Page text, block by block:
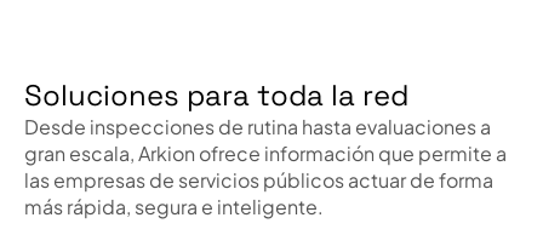
Soluciones para toda la red
Desde inspecciones de rutina hasta evaluaciones a
gran escala, Arkion ofrece información que permite a
las empresas de servicios públicos actuar de forma
más rápida, segura e inteligente.